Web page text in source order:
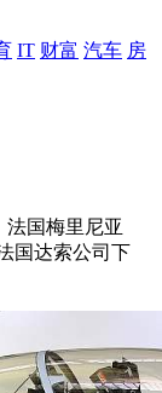
IT 财富 汽车 房
法国梅里尼亚
国达索公司下